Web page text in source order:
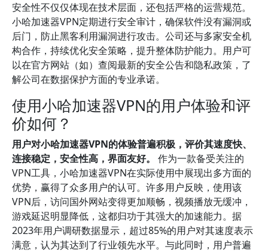
安全性不仅仅体现在技术层面，还包括严格的运营规范。
小哈加速器VPN定期进行安全审计，确保软件没有漏洞或
后门，防止黑客利用漏洞进行攻击。公司还与多家安全机
构合作，持续优化安全策略，提升整体防护能力。用户可
以在官方网站（如）查阅最新的安全公告和隐私政策，了
解公司在数据保护方面的专业承诺。
使用小哈加速器VPN的用户体验和评
价如何？
用户对小哈加速器VPN的体验普遍积极，评价其速度快、
连接稳定，安全性高，界面友好。
作为一款备受关注的
VPN工具，小哈加速器VPN在实际使用中展现出多方面的
优势，赢得了众多用户的认可。许多用户反映，使用该
VPN后，访问国外网站变得更加顺畅，视频播放无缓冲，
游戏延迟明显降低，这都归功于其强大的加速能力。据
2023年用户调研数据显示，超过85%的用户对其速度表示
满意，认为其达到了行业领先水平。与此同时，用户普遍